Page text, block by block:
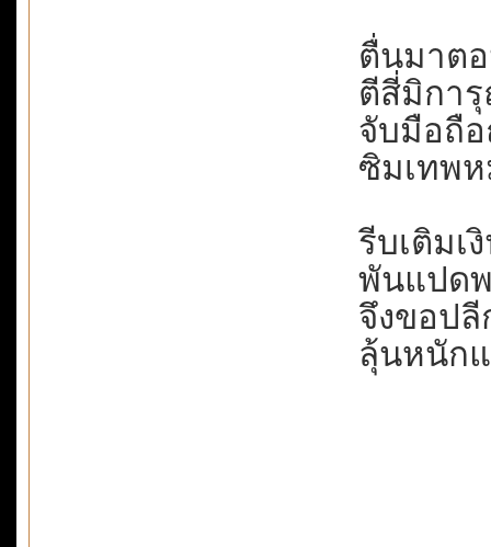
ตื่นมาตอ
ตีสี่มิกา
จับมือถือ
ซิมเทพห
รีบเติมเ
พันแปด
จึงขอปลี
ลุ้นหนัก